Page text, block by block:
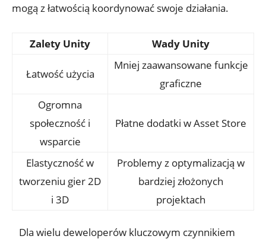
mogą z‌ łatwością koordynować⁣ swoje⁤ działania.
Zalety Unity Wady Unity
Łatwość ⁣użycia
Mniej ‍zaawansowane funkcje
graficzne
Ogromna
‍społeczność i
‌wsparcie
Płatne dodatki w Asset Store
Elastyczność w
tworzeniu gier 2D
i 3D
Problemy z optymalizacją w
bardziej złożonych
projektach
⁢ ⁢ ‌ Dla wielu deweloperów​ kluczowym⁢ czynnikiem